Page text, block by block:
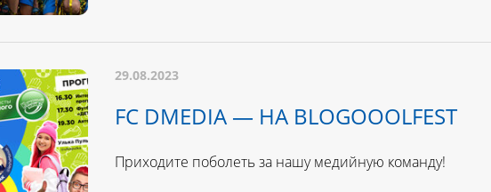
29.08.2023
FC DMEDIA — НА BLOGOOOLFEST
Приходите поболеть за нашу медийную команду!